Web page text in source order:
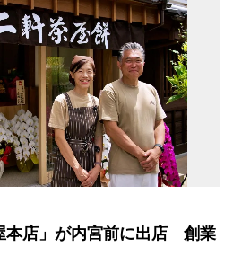
本店」が内宮前に出店 創業